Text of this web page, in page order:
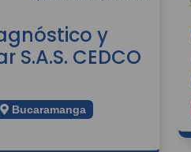
y
S.A.S. CEDCO
Bucaramanga